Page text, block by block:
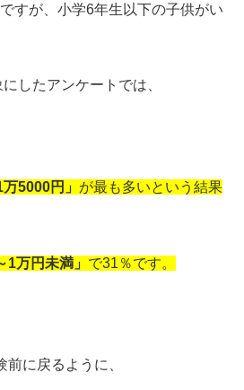
すが、小学6年生以下の子供がい
したアンケートでは、
5000円」 が最も多いという結果
1万円未満」 で31％です。
に戻るように、